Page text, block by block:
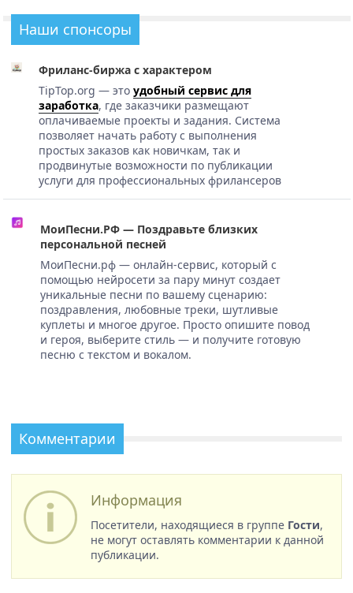
Наши спонсоры
Фриланс-биржа с характером
TipTop.org — это удобный сервис для
заработка, где заказчики размещают
оплачиваемые проекты и задания. Система
позволяет начать работу с выполнения
простых заказов как новичкам, так и
продвинутые возможности по публикации
услуги для профессиональных фрилансеров
МоиПесни.РФ — Поздравьте близких
персональной песней
МоиПесни.рф — онлайн-сервис, который с
помощью нейросети за пару минут создает
уникальные песни по вашему сценарию:
поздравления, любовные треки, шутливые
куплеты и многое другое. Просто опишите повод
и героя, выберите стиль — и получите готовую
песню с текстом и вокалом.
Комментарии
Информация
Посетители, находящиеся в группе Гости,
не могут оставлять комментарии к данной
публикации.